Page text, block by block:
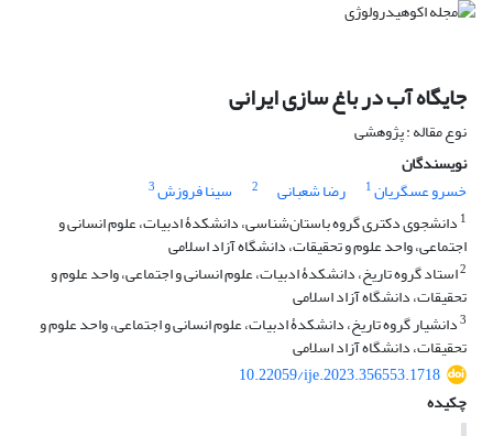
جایگاه آب در باغ سازی ایرانی
نوع مقاله : پژوهشی
نویسندگان
خسرو عسگریان1 رضا شعبانی 2 سینا فروزش3
1 دانشجوی دکتری گروه باستان‌شناسی، دانشکدۀ ادبیات، علوم انسانی و
اجتماعی، واحد علوم و تحقیقات، دانشگاه آزاد اسلامی
2استاد گروه تاریخ، دانشکدۀ ادبیات، علوم انسانی و اجتماعی، واحد علوم و
تحقیقات، دانشگاه آزاد اسلامی
3دانشیار گروه تاریخ، دانشکدۀ ادبیات، علوم انسانی و اجتماعی، واحد علوم و
تحقیقات، دانشگاه آزاد اسلامی
10.22059/ije.2023.356553.1718
چکیده